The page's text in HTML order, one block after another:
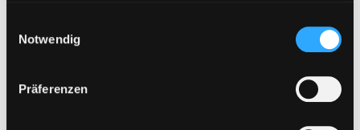
Cookies von Drittanbietern, eine Verarbeitung in
unsicheren Drittländern (Länder außerhalb des EWR
ohne adäquates Datenschutzniveau) stattfinden kann. In
diesem Zusammenhang können aktuell Risiken für
Notwendig
Präferenzen
E-Medien
Mediengruppe